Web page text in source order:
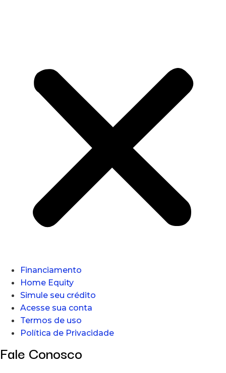
Financiamento
Home Equity
Simule seu crédito
Acesse sua conta
Termos de uso
Política de Privacidade
Fale Conosco